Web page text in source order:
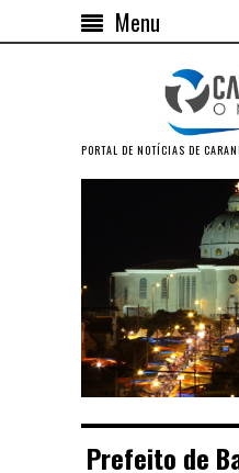
Menu
PORTAL DE NOTÍCIAS DE
Prefeito de